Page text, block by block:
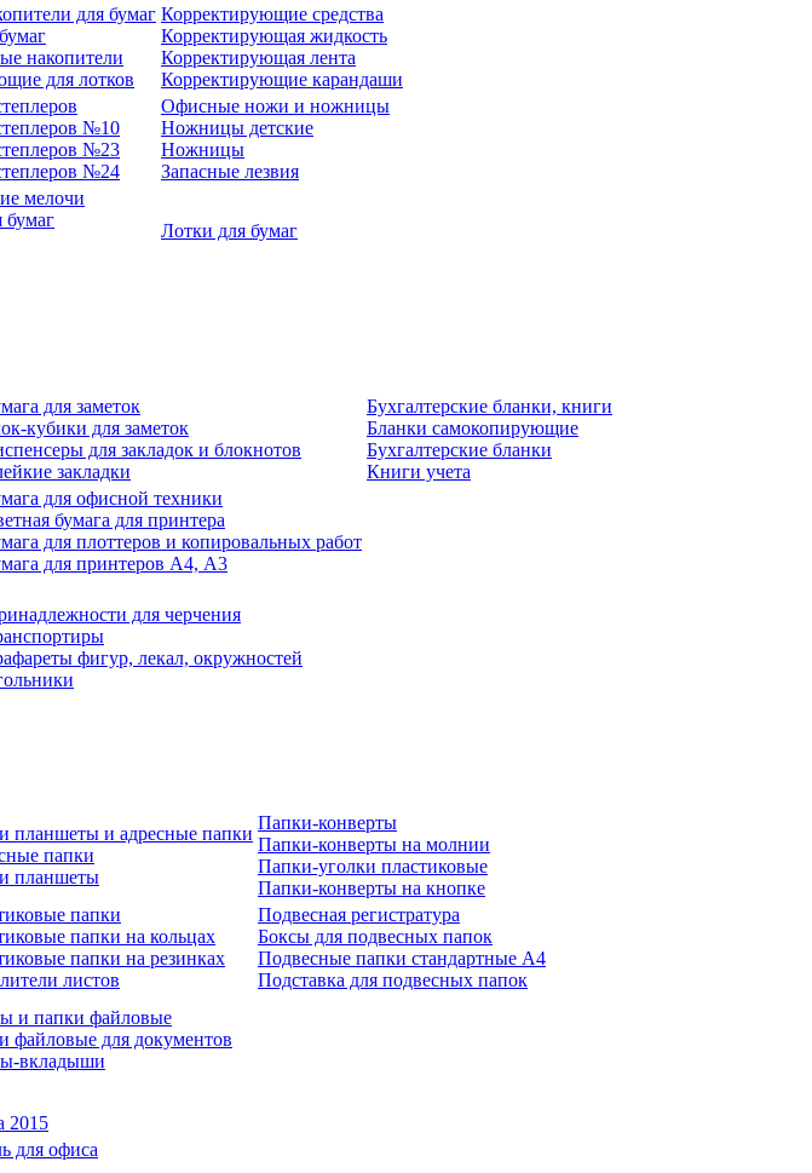
для бумаг
накопители
для лотков
Корректирующие средства
Корректирующая жидкость
Корректирующая лента
Корректирующие карандаши
№10
№23
№24
Офисные ножи и ножницы
Ножницы детские
Ножницы
Запасные лезвия
мелочи
Лотки для бумаг
для заметок
кубики для заметок
для закладок и блокнотов
закладки
Бухгалтерские бланки, книги
Бланки самокопирующие
Бухгалтерские бланки
Книги учета
для офисной техники
бумага для принтера
для плоттеров и копировальных работ
для принтеров А4, А3
для черчения
фигур, лекал, окружностей
планшеты и адресные папки
папки
планшеты
Папки-конверты
Папки-конверты на молнии
Папки-уголки пластиковые
Папки-конверты на кнопке
папки
папки на кольцах
папки на резинках
листов
Подвесная регистратура
Боксы для подвесных папок
Подвесные папки стандартные А4
Подставка для подвесных папок
и папки файловые
файловые для документов
вкладыши
2015
для офиса